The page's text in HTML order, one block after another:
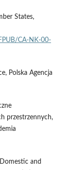
States,
CA-NK-00-
Polska Agencja
przestrzennych,
and